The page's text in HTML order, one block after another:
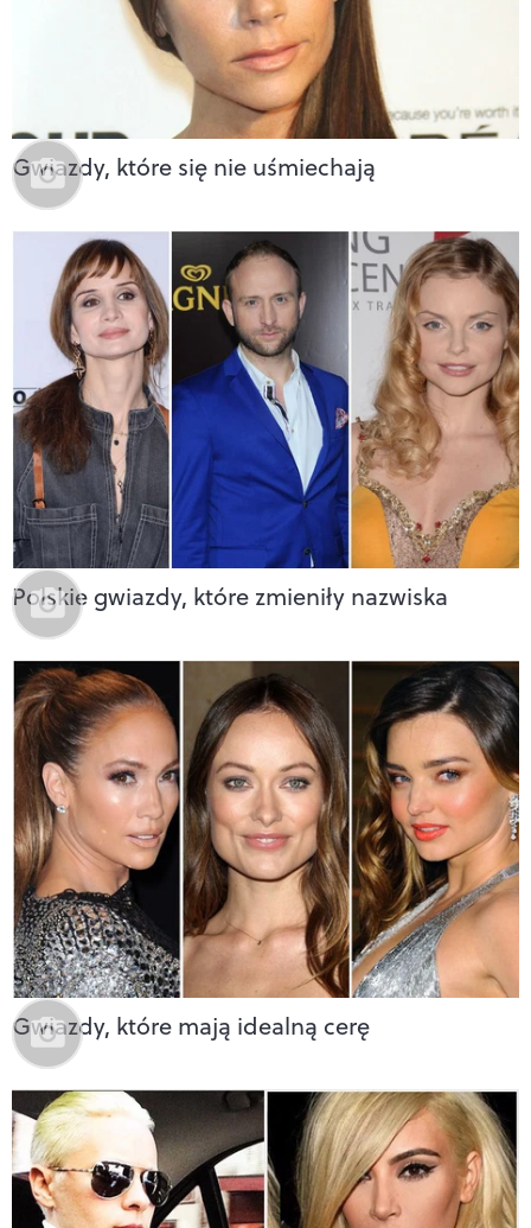
Gwiazdy, które się nie uśmiechają
Polskie gwiazdy, które zmieniły nazwiska
Gwiazdy, które mają idealną cerę